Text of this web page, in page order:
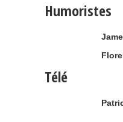
Humoristes
Télé